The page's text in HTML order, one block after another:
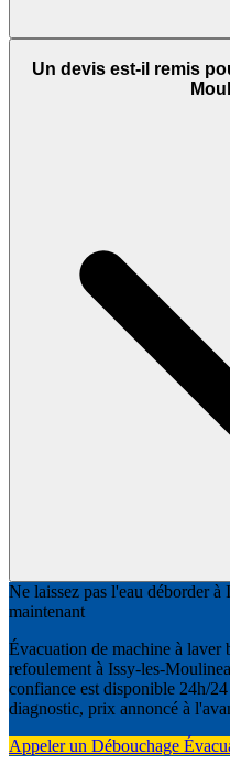
Un devis est-il remis
Ne laissez pas l'eau déborder
maintenant
Évacuation de machine à laver
refoulement à Issy-les-
confiance est disponible 24h/
diagnostic, prix annoncé à
Appeler un Débouchage